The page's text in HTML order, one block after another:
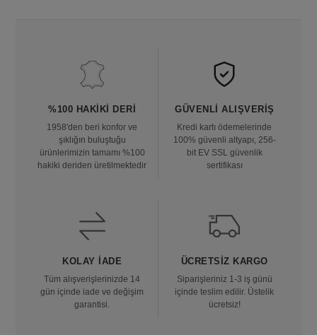
%100 HAKIKI DERI
1958'den beri konfor ve
şıklığın buluştuğu
ürünlerimizin tamamı %100
hakiki deriden üretilmektedir
GÜVENLI ALIŞVERIŞ
Kredi kartı ödemelerinde
100% güvenli altyapı, 256-
bit EV SSL güvenlik
sertifikası
KOLAY İADE
Tüm alışverişlerinizde 14
gün içinde iade ve değişim
garantisi.
ÜCRETSIZ KARGO
Siparişleriniz 1-3 iş günü
içinde teslim edilir. Üstelik
ücretsiz!